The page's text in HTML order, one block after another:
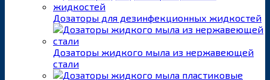
Дозаторы для дезинфекционных жидкостей
Дозаторы жидкого мыла из нержавеющей
стали